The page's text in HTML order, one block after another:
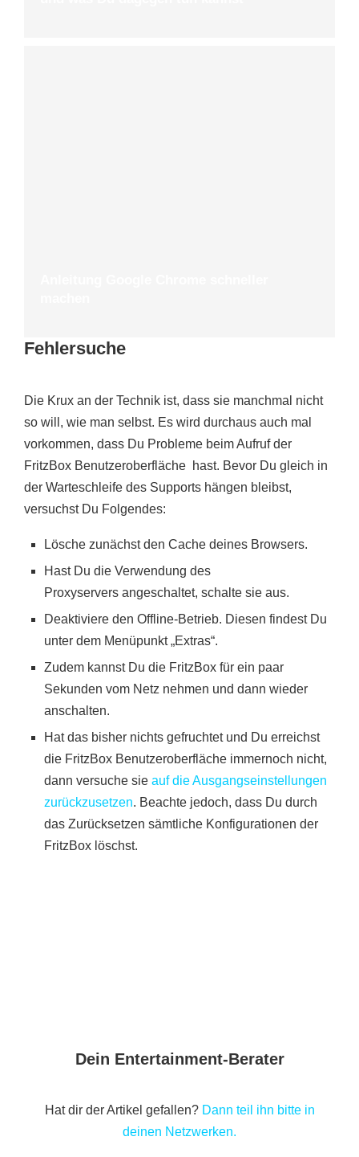
Fehlersuche
Die Krux an der Technik ist, dass sie manchmal nicht
so will, wie man selbst. Es wird durchaus auch mal
vorkommen, dass Du Probleme beim Aufruf der
FritzBox Benutzeroberfläche hast. Bevor Du gleich in
der Warteschleife des Supports hängen bleibst,
versuchst Du Folgendes:
Lösche zunächst den Cache deines Browsers.
Hast Du die Verwendung des
Proxyservers angeschaltet, schalte sie aus.
Deaktiviere den Offline-Betrieb. Diesen findest Du
unter dem Menüpunkt „Extras“.
Zudem kannst Du die FritzBox für ein paar
Sekunden vom Netz nehmen und dann wieder
anschalten.
Hat das bisher nichts gefruchtet und Du erreichst
die FritzBox Benutzeroberfläche immernoch nicht,
dann versuche sie auf die Ausgangseinstellungen
zurückzusetzen. Beachte jedoch, dass Du durch
das Zurücksetzen sämtliche Konfigurationen der
FritzBox löschst.
Dein Entertainment-Berater
Hat dir der Artikel gefallen? Dann teil ihn bitte in
deinen Netzwerken.